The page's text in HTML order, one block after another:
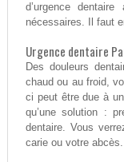
d’urgence
nécessaires. Il faut
Urgence dentaire
Des douleurs
chaud ou au froid,
ci peut être due à
qu’une solution :
dentaire. Vous
carie ou votre abcès.